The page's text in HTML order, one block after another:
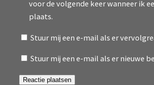
voor de volgende keer wanneer ik
plaats.
Stuur mij een e-mail als er
Stuur mij een e-mail als er nieuwe